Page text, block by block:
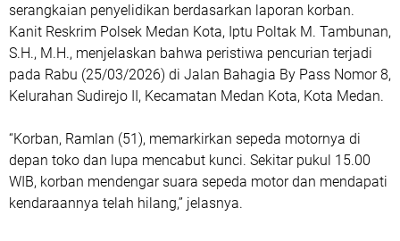
serangkaian penyelidikan berdasarkan laporan korban.
Kanit Reskrim Polsek Medan Kota, Iptu Poltak M. Tambunan,
S.H., M.H., menjelaskan bahwa peristiwa pencurian terjadi
pada Rabu (25/03/2026) di Jalan Bahagia By Pass Nomor 8,
Kelurahan Sudirejo II, Kecamatan Medan Kota, Kota Medan.
“Korban, Ramlan (51), memarkirkan sepeda motornya di
depan toko dan lupa mencabut kunci. Sekitar pukul 15.00
WIB, korban mendengar suara sepeda motor dan mendapati
kendaraannya telah hilang,” jelasnya.